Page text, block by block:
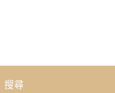
搜尋